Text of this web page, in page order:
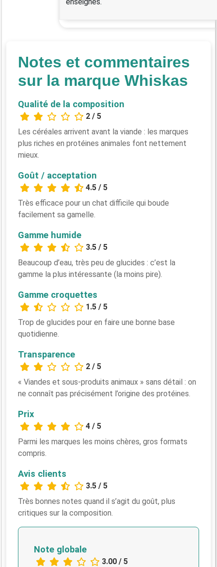
enseignes.
Notes et commentaires
sur la marque Whiskas
Qualité de la composition
2 / 5
Les céréales arrivent avant la viande : les marques
plus riches en protéines animales font nettement
mieux.
Goût / acceptation
4.5 / 5
Très efficace pour un chat difficile qui boude
facilement sa gamelle.
Gamme humide
3.5 / 5
Beaucoup d’eau, très peu de glucides : c’est la
gamme la plus intéressante (la moins pire).
Gamme croquettes
1.5 / 5
Trop de glucides pour en faire une bonne base
quotidienne.
Transparence
2 / 5
« Viandes et sous-produits animaux » sans détail : on
ne connaît pas précisément l’origine des protéines.
Prix
4 / 5
Parmi les marques les moins chères, gros formats
compris.
Avis clients
3.5 / 5
Très bonnes notes quand il s’agit du goût, plus
critiques sur la composition.
Note globale
3.00 / 5